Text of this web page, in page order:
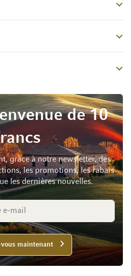
de 10
grâce à notre newsletter, des
les promotions, les rabais
les dernières nouvelles.
maintenant